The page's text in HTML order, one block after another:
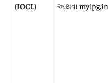
(IOCL) અથવાmylpg.in